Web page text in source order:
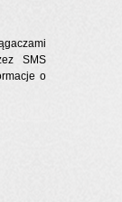
SMS
o